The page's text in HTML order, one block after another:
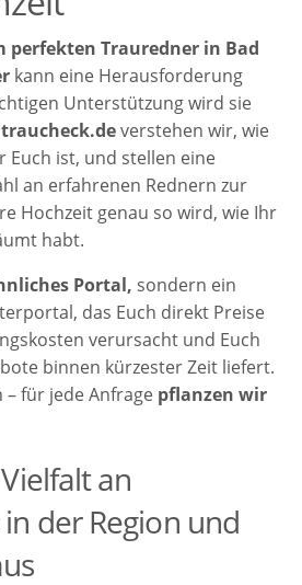
perfekten Trauredner in Bad
kann eine Herausforderung
Unterstützung wird sie
traucheck.deverstehen wir, wie
Euch ist, und stellen eine
an erfahrenen Rednern zur
Hochzeit genau so wird, wie Ihr
habt.
Portal, sondern ein
das Euch direkt Preise
verursacht und Euch
binnen kürzester Zeit liefert.
– für jede Anfrage pflanzen wir
an
der Region und